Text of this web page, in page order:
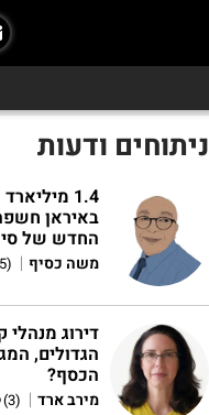
ניתוחים ודעות
1.4
באיראן
החדש של
משה כסיף |
(5)
דירוג מנהלי
הגדולים,
הכסף?
מירב ארד |
(3)